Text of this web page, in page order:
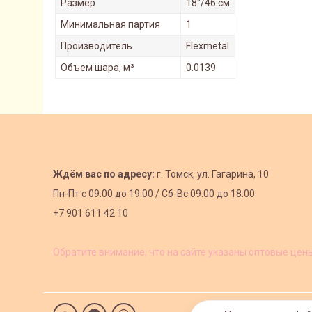
Размер
18"/46 см
Минимальная партия
1
Производитель
Flexmetal
Объем шара, м³
0.0139
Ждём вас по адресу: г. Томск, ул. Гагарина, 10
Пн-Пт с09:00 до 19:00 /Сб-Вс 09:00 до 18:00
+7 901 611 42 10
Обратите внимание, что на сайте указаны оптовые